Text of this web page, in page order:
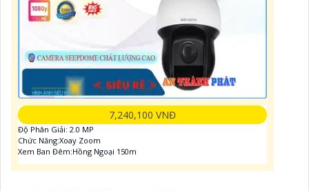
7,240,100 VNĐ
Độ Phân Giải: 2.0 MP
Chức Năng:Xoay Zoom
Xem Ban Đêm:Hồng Ngoại 150m